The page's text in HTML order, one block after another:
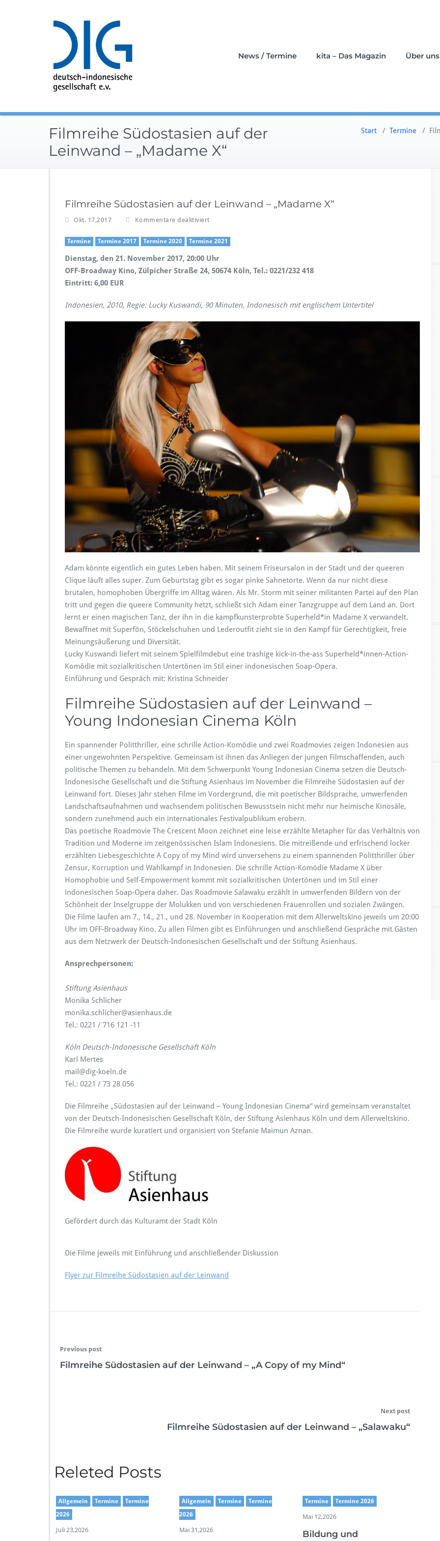
News / Termine kita – Das Magazin Über uns
Filmreihe Südostasien auf der
Leinwand – „Madame X“
Start / Termine /
Filmreihe Südostasien auf der Leinwand – „Madame X“
Okt. 17,2017 Kommentare deaktiviert
r
F
i
l
i
s
t
a
s
e
n
a
u
f
d
e
r
e
i
n
w
a
d
–
„M
a
m
X“
Termine Termine 2017 Termine 2020 Termine 2021
Dienstag, den 21. November 2017, 20:00 Uhr
OFF-Broadway Kino, Zülpicher Straße 24, 50674 Köln, Tel.: 0221/232 418
Eintritt: 6,00 EUR
Indonesien, 2010, Regie: Lucky Kuswandi, 90 Minuten, Indonesisch mit englischem Untertitel
Adam könnte eigentlich ein gutes Leben haben. Mit seinem Friseursalon in der Stadt und der queeren
Clique läuft alles super. Zum Geburtstag gibt es sogar pinke Sahnetorte. Wenn da nur nicht diese
brutalen, homophoben Übergriffe im Alltag wären. Als Mr. Storm mit seiner militanten Partei auf den Plan
tritt und gegen die queere Community hetzt, schließt sich Adam einer Tanzgruppe auf dem Land an. Dort
lernt er einen magischen Tanz, der ihn in die kampfkunsterprobte Superheld*in Mada­me X verwandelt.
Bewaffnet mit Superfön, Stöckelschuhen und Lederoutfit zieht sie in den Kampf für Gerechtigkeit, freie
Meinungsäußerung und Diversität.
Lucky Kuswandi liefert mit seinem Spielfilmdebut eine trashige kick-in-the-ass Superheld*innen-Action-
Komödie mit sozialkritischen Untertönen im Stil einer indonesischen Soap-Opera.
Einführung und Gespräch mit: Kristina Schneider
Filmreihe Südostasien auf der Leinwand –
Young Indonesian Cinema Köln
Ein spannender Politthriller, eine schrille Action-Komödie und zwei Roadmovies zeigen Indonesien aus
einer ungewohnten Perspektive. Gemeinsam ist ihnen das Anliegen der jungen Filmschaffenden, auch
politische Themen zu behandeln. Mit dem Schwerpunkt Young Indonesian Cinema setzen die Deutsch-
Indonesische Gesellschaft und die Stiftung Asienhaus im November die Filmreihe Südostasien auf der
Leinwand fort. Dieses Jahr stehen Filme im Vordergrund, die mit poetischer Bildsprache, umwerfenden
Landschaftsaufnahmen und wachsendem politischen Bewusstsein nicht mehr nur heimische Kinosäle,
sondern zunehmend auch ein internationales Festivalpublikum erobern.
Das poetische Roadmovie The Crescent Moon zeichnet eine leise erzählte Metapher für das Verhältnis von
Tradition und Moderne im zeitgenössischen Islam Indonesiens. Die mitreißende und erfrischend locker
erzählten Liebesgeschichte A Copy of my Mind wird unversehens zu einem spannenden Politthriller über
Zensur, Korruption und Wahlkampf in Indonesien. Die schrille Action-Komödie Madame X über
Homophobie und Self-Empowerment kommt mit sozialkritischen Untertönen und im Stil einer
indonesischen Soap-Opera daher. Das Roadmovie Salawaku erzählt in umwerfenden Bildern von der
Schönheit der Inselgruppe der Molukken und von verschiedenen Frauenrollen und sozialen Zwängen.
Die Filme laufen am 7., 14., 21., und 28. November in Kooperation mit dem Allerweltskino jeweils um 20:00
Uhr im OFF-Broadway Kino. Zu allen Filmen gibt es Einführungen und anschließend Gespräche mit Gästen
aus dem Netzwerk der Deutsch-Indonesischen Gesellschaft und der Stiftung Asienhaus.
Ansprechpersonen:
Stiftung Asienhaus
Monika Schlicher
monika.schlicher@asienhaus.de
Tel.: 0221 / 716 121 -11
Köln Deutsch-Indonesische Gesellschaft Köln
Karl Mertes
mail@dig-koeln.de
Tel.: 0221 / 73 28 056
Die Filmreihe „Südostasien auf der Leinwand – Young Indonesian Cinema“ wird gemeinsam veranstaltet
von der Deutsch-Indonesischen Gesellschaft Köln, der Stiftung Asienhaus Köln und dem Allerweltskino.
Die Filmreihe wurde kuratiert und organisiert von Stefanie Maimun Aznan.
Gefördert durch das Kulturamt der Stadt Köln
Die Filme jeweils mit Einführung und anschließender Diskussion
Flyer zur Filmreihe Südostasien auf der Leinwand
Previous post
Filmreihe Südostasien auf der Leinwand – „A Copy of my Mind“
Next post
Filmreihe Südostasien auf der Leinwand – „Salawaku“
Releted Posts
Allgemein Termine
Termine
2026
Juli 23,2026
Allgemein Termine
Termine
2026
Mai 31,2026
Termine Termine 2026
Mai 12,2026
Bildung und